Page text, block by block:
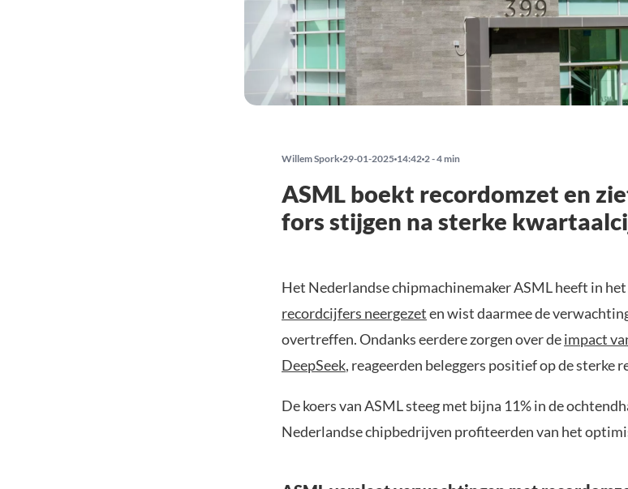
Willem Spork 29-01-2025 14:42 2 - 4 min
ASML boekt recordomzet en
fors stijgen na sterke
Het Nederlandse chipmachinemaker ASML heeft in
recordcijfers neergezeten wist daarmee de
overtreffen. Ondanks eerdere zorgen over deimpact
DeepSeek, reageerden beleggers positief op de sterke
De koers van ASML steeg met bijna 11% in de
Nederlandse chipbedrijven profiteerden van het